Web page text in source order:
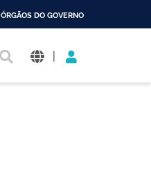
ÓRGÃOS DO GOVERNO
|